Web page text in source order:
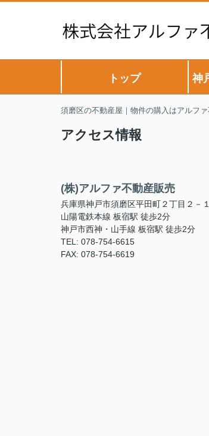
トップ 神
須磨区の不動産屋｜物件の購入はアルフ
アクセス情報
(株)アルファ不動産販売
兵庫県神戸市須磨区平田町２丁目２－
山陽電鉄本線 板宿駅 徒歩2分
神戸市西神・山手線 板宿駅 徒歩2分
TEL: 078-754-6615
FAX: 078-754-6619